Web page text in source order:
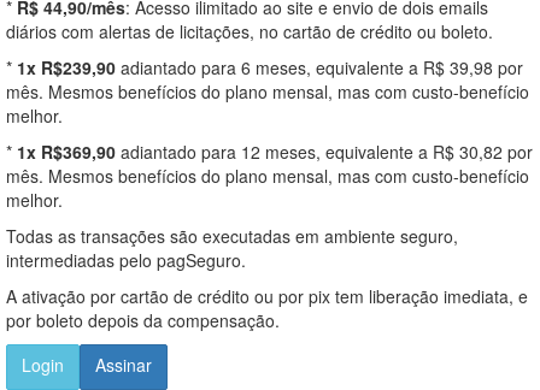
* R$ 44,90/mês: Acesso ilimitado ao site e envio de dois emails
diários com alertas de licitações, no cartão de crédito ou boleto.
* 1x R$239,90 adiantado para 6 meses, equivalente a R$ 39,98 por
mês. Mesmos benefícios do plano mensal, mas com custo-benefício
melhor.
* 1x R$369,90 adiantado para 12 meses, equivalente a R$ 30,82 por
mês. Mesmos benefícios do plano mensal, mas com custo-benefício
melhor.
Todas as transações são executadas em ambiente seguro,
intermediadas pelo pagSeguro.
A ativação por cartão de crédito ou por pix tem liberação imediata, e
por boleto depois da compensação.
Login
Assinar